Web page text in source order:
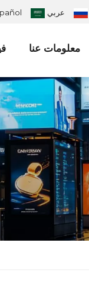
عربي
معلومات عنا